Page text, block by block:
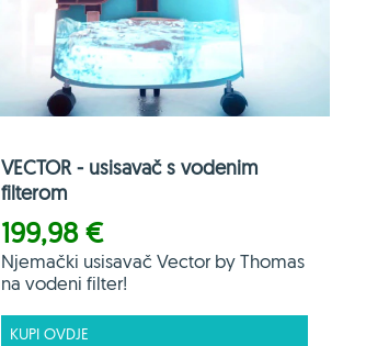
VECTOR - usisavač s vodenim
filterom
199,98 €
Njemački usisavač Vector by Thomas
na vodeni filter!
KUPI OVDJE